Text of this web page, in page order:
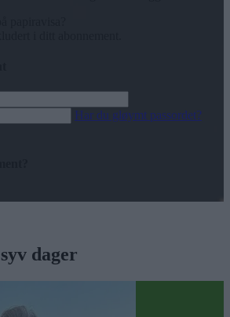
Har du gløymt passordet?
dager